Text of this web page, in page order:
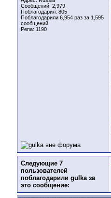
Сообщений: 2,979
Поблагодарил: 805
Поблагодарили 6,954 раз за 1,595
сообщений
Репа: 1190
Следующие 7
пользователей
поблагодарили gulka за
это сообщение: